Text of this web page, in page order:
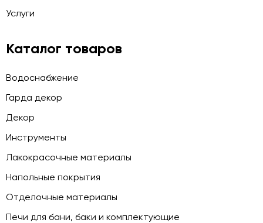
Услуги
Каталог товаров
Водоснабжение
Гарда декор
Декор
Инструменты
Лакокрасочные материалы
Напольные покрытия
Отделочные материалы
Печи для бани, баки и комплектующие